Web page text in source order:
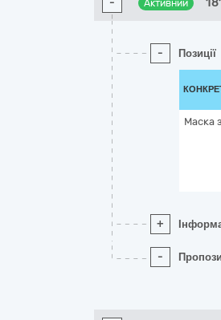
- Активний
- Позиції
Маска
+
-